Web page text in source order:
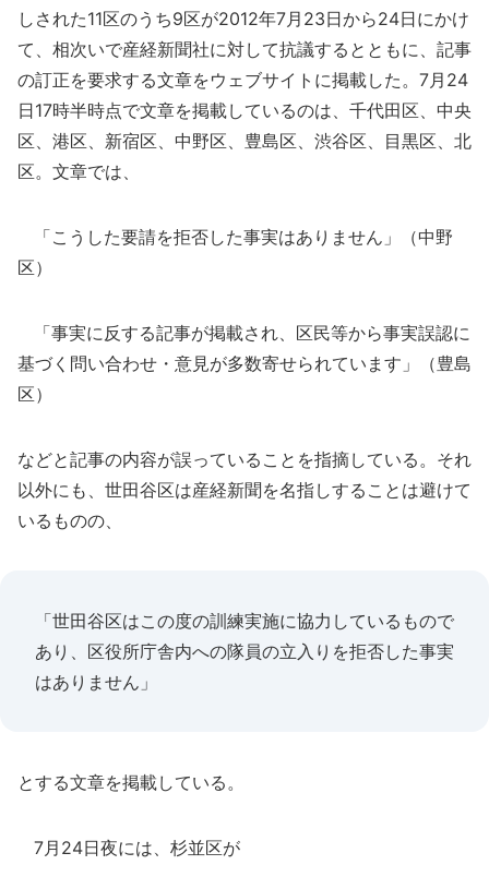
しされた11区のうち9区が2012年7月23日から24日にかけ
て、相次いで産経新聞社に対して抗議するとともに、記事
の訂正を要求する文章をウェブサイトに掲載した。7月24
日17時半時点で文章を掲載しているのは、千代田区、中央
区、港区、新宿区、中野区、豊島区、渋谷区、目黒区、北
区。文章では、
「こうした要請を拒否した事実はありません」（中野
区）
「事実に反する記事が掲載され、区民等から事実誤認に
基づく問い合わせ・意見が多数寄せられています」（豊島
区）
などと記事の内容が誤っていることを指摘している。それ
以外にも、世田谷区は産経新聞を名指しすることは避けて
いるものの、
「世田谷区はこの度の訓練実施に協力しているもので
あり、区役所庁舎内への隊員の立入りを拒否した事実
はありません」
とする文章を掲載している。
7月24日夜には、杉並区が